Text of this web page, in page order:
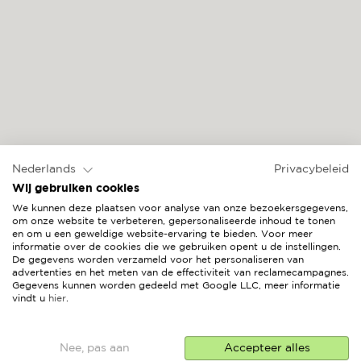
Nederlands
Privacybeleid
Wij gebruiken cookies
We kunnen deze plaatsen voor analyse van onze bezoekersgegevens,
om onze website te verbeteren, gepersonaliseerde inhoud te tonen
en om u een geweldige website-ervaring te bieden. Voor meer
informatie over de cookies die we gebruiken opent u de instellingen.
De gegevens worden verzameld voor het personaliseren van
advertenties en het meten van de effectiviteit van reclamecampagnes.
Gegevens kunnen worden gedeeld met Google LLC, meer informatie
vindt u hier
Nee, pas aan Accepteer alles